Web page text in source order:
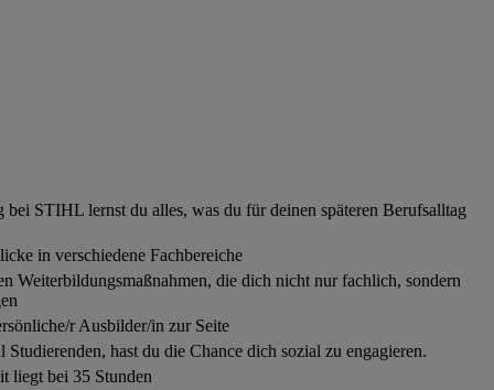
STIHL lernst du alles, was du für deinen späteren Berufsalltag
in verschiedene Fachbereiche
Weiterbildungsmaßnahmen, die dich nicht nur fachlich, sondern
r Ausbilder/in zur Seite
Studierenden, hast du die Chance dich sozial zu engagieren.
liegt bei 35 Stunden